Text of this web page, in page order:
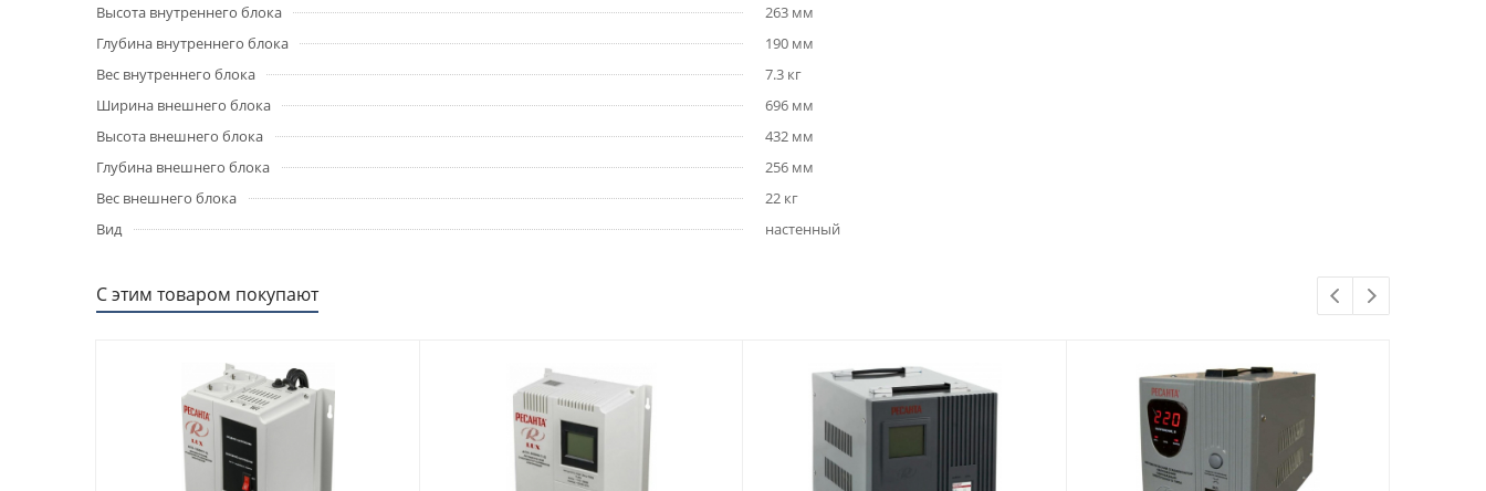
Высота внутреннего блока
263 мм
Глубина внутреннего блока
190 мм
Вес внутреннего блока
7.3 кг
Ширина внешнего блока
696 мм
Высота внешнего блока
432 мм
Глубина внешнего блока
256 мм
Вес внешнего блока
22 кг
Вид
настенный
С этим товаром покупают